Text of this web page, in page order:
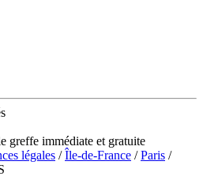
greffe immédiate et gratuite
légales /Île-de-France /Paris /